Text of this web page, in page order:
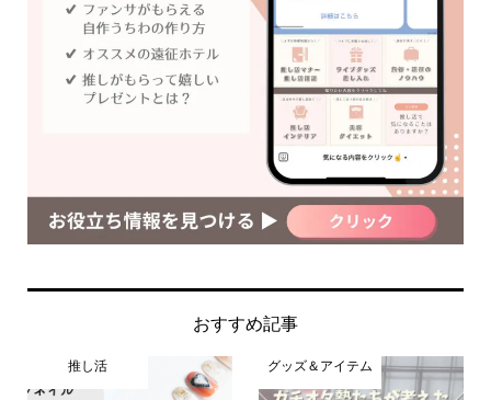
おすすめ記事
推し活 グッズ＆アイテム